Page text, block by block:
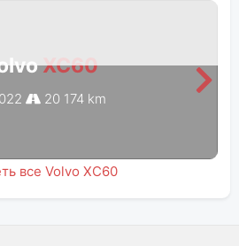
XC60
20 174 km
все Volvo XC60